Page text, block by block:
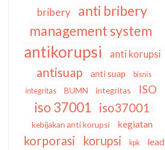
bribery
anti bribery
management system
antikorupsi anti korupsi
antisuap anti suap
bisnis
integritas
BUMN integritas ISO
iso 37001 iso37001
kebijakan anti korupsi kegiatan
korporasi korupsi kpk
lead